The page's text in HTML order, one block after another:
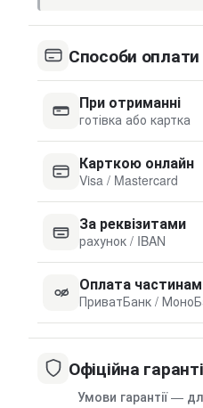
Способи оплати
При отриманні
готівка або картка
Карткою онлайн
Visa / Mastercard
За реквізитами
рахунок / IBAN
Оплата
ПриватБанк /
Офіційна
Умови гарантії —